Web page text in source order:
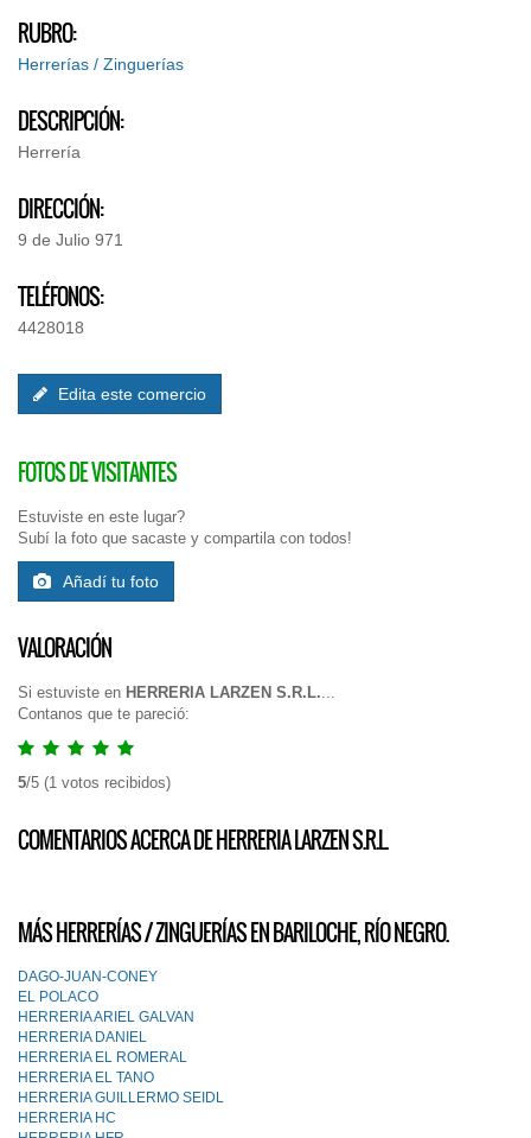
RUBRO:
Herrerías / Zinguerías
DESCRIPCIÓN:
Herrería
DIRECCIÓN:
9 de Julio 971
TELÉFONOS:
4428018
Edita este comercio
FOTOS DE VISITANTES
Estuviste en este lugar?
Subí la foto que sacaste y compartila con todos!
Añadí tu foto
VALORACIÓN
Si estuviste en HERRERIA LARZEN S.R.L....
Contanos que te pareció:
5/5 (1 votos recibidos)
COMENTARIOS ACERCA DE HERRERIA LARZEN S.R.L.
MÁS HERRERÍAS / ZINGUERÍAS EN BARILOCHE, RÍO NEGRO.
DAGO-JUAN-CONEY
EL POLACO
HERRERIA ARIEL GALVAN
HERRERIA DANIEL
HERRERIA EL ROMERAL
HERRERIA EL TANO
HERRERIA GUILLERMO SEIDL
HERRERIA HC